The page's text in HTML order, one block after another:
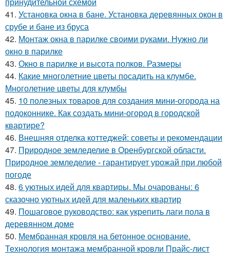
41. Установка окна в бане. Установка деревянных окон в
срубе и бане из бруса
42. Монтаж окна в парилке своими руками. Нужно ли
окно в парилке
43. Окно в парилке и высота полков. Размеры
44. Какие многолетние цветы посадить на клумбе.
Многолетние цветы для клумбы
45. 10 полезных товаров для создания мини-огорода на
подоконнике. Как создать мини-огород в городской
квартире?
46. Внешняя отделка коттеджей: советы и рекомендации
47. Природное земледелие в Оренбургской области.
Природное земледелие - гарантирует урожай при любой
погоде
48. 6 уютных идей для квартиры. Мы очарованы: 6
сказочно уютных идей для маленьких квартир
49. Пошаговое руководство: как укрепить лаги пола в
деревянном доме
50. Мембранная кровля на бетонное основание.
Технология монтажа мембранной кровли Прайс-лист